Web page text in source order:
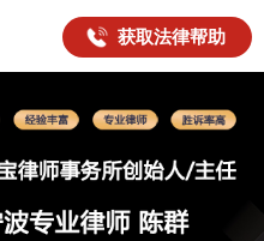
获取法律帮助